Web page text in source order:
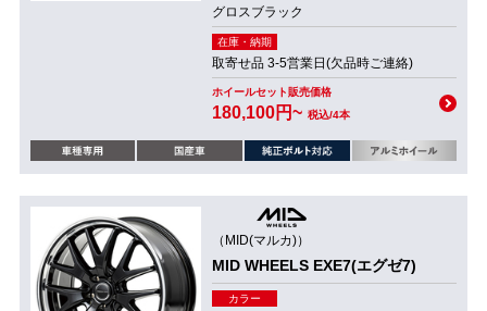
グロスブラック
在庫・納期
取寄せ品 3-5営業日(欠品時ご連絡)
ホイールセット販売価格
180,100円~ 税込/4本
（MID(マルカ)）
MID WHEELS EXE7(エグゼ7)
カラー